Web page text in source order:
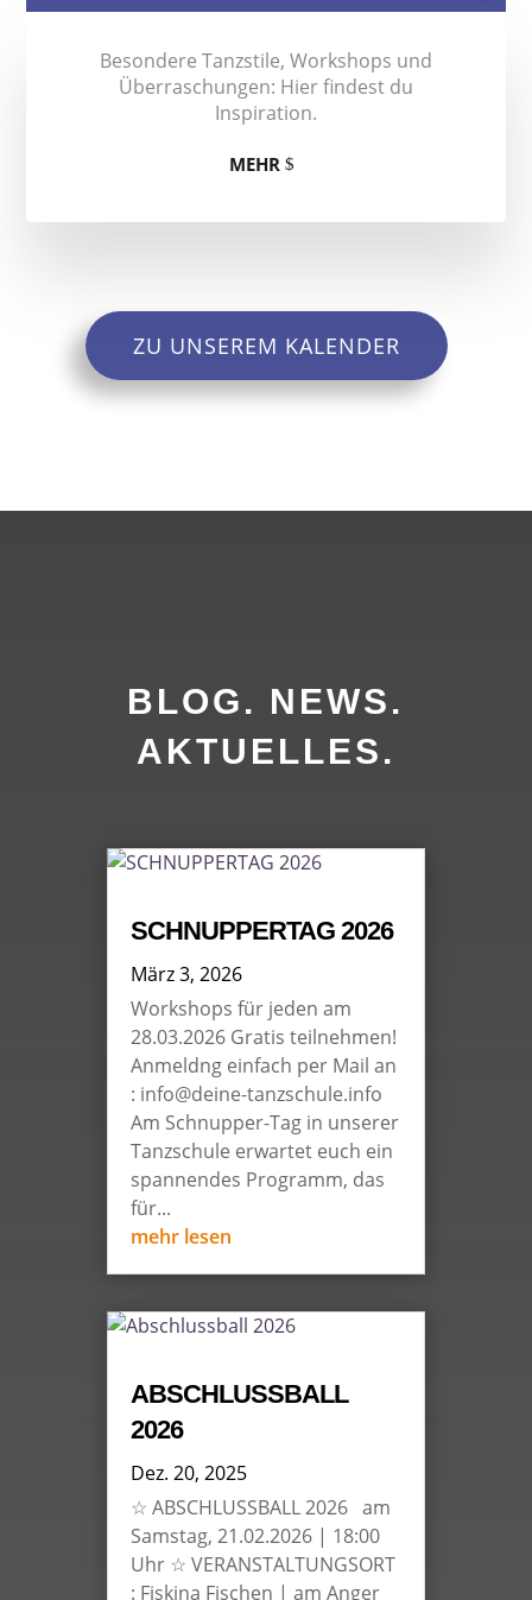
Besondere Tanzstile, Workshops und
Überraschungen: Hier findest du
Inspiration.
MEHR
ZU UNSEREM KALENDER
BLOG. NEWS.
AKTUELLES.
SCHNUPPERTAG 2026
März 3, 2026
Workshops für jeden am
28.03.2026 Gratis teilnehmen!
Anmeldng einfach per Mail an
: info@deine-tanzschule.info
Am Schnupper-Tag in unserer
Tanzschule erwartet euch ein
spannendes Programm, das
für...
mehr lesen
ABSCHLUSSBALL
2026
Dez. 20, 2025
☆ ABSCHLUSSBALL 2026 am
Samstag, 21.02.2026 | 18:00
Uhr ☆ VERANSTALTUNGSORT
: Fiskina Fischen | am Anger